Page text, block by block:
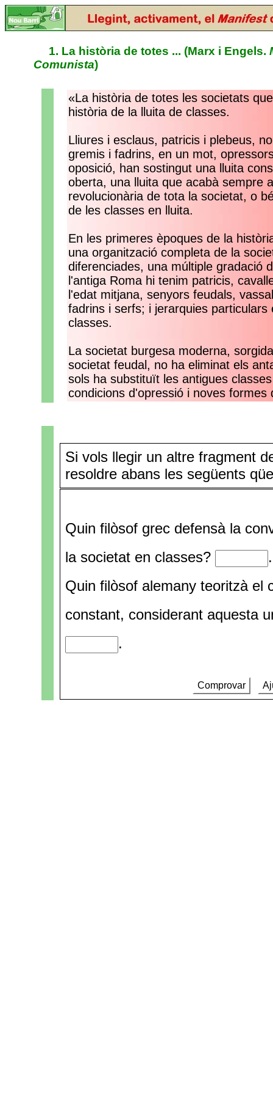
1. La història de totes ... (Marx i Engels.
Comunista)
«La història de totes les societats
història de la lluita de classes.
Lliures i esclaus, patricis i plebeus,
gremis i fadrins, en un mot,
oposició, han sostingut una lluita
oberta, una lluita que acabà sempre
revolucionària de tota la societat, o
de les classes en lluita.
En les primeres èpoques de la
una organització completa de la
diferenciades, una múltiple gradació
l'antiga Roma hi tenim patricis,
l'edat mitjana, senyors feudals,
fadrins i serfs; i jerarquies particulars
classes.
La societat burgesa moderna,
societat feudal, no ha eliminat els
sols ha substituït les antigues
condicions d'opressió i noves formes
Si vols llegir un altre fragment
resoldre abans les següents
Quin filòsof grec defensà la
la societat en classes?
.
Quin filòsof alemany teoritzà el
constant, considerant aquesta
.
Comprovar